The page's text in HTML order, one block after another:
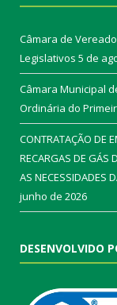
Câmara de
Legislativos 5 de
Câmara Municipal
Ordinária do
CONTRATAÇÃO DE
RECARGAS DE GÁS
AS NECESSIDADES
junho de 2026
DESENVOLVIDO